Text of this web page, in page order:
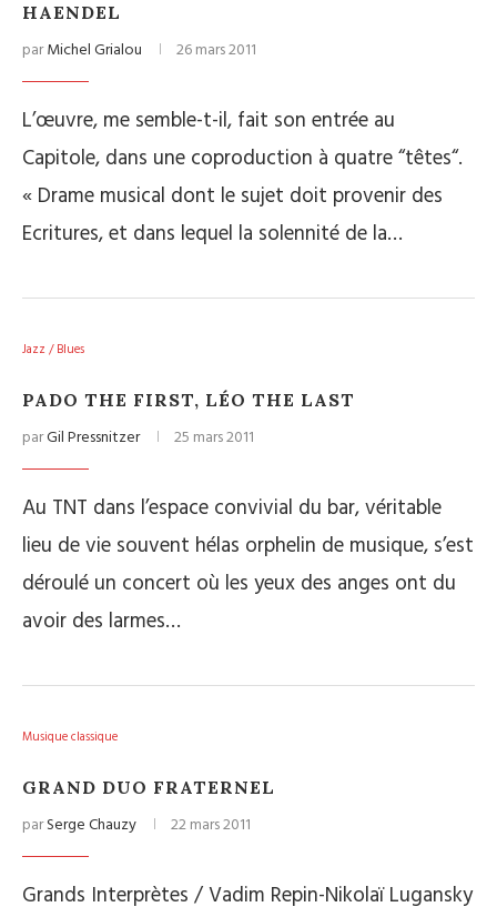
HAENDEL
parMichel Grialou 26 mars 2011
L’œuvre, me semble-t-il, fait son entrée au
Capitole, dans une coproduction à quatre “têtes“.
« Drame musical dont le sujet doit provenir des
Ecritures, et dans lequel la solennité de la…
Jazz / Blues
PADO THE FIRST, LÉO THE LAST
parGil Pressnitzer 25 mars 2011
Au TNT dans l’espace convivial du bar, véritable
lieu de vie souvent hélas orphelin de musique, s’est
déroulé un concert où les yeux des anges ont du
avoir des larmes…
Musique classique
GRAND DUO FRATERNEL
parSerge Chauzy 22 mars 2011
Grands Interprètes / Vadim Repin-Nikolaï Lugansky